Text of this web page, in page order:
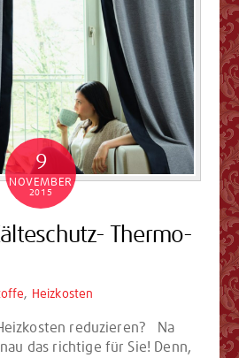
9
NOVEMBER
2015
Thermo-
, Heizkosten
reduzieren? Na
das richtige für Sie! Denn,